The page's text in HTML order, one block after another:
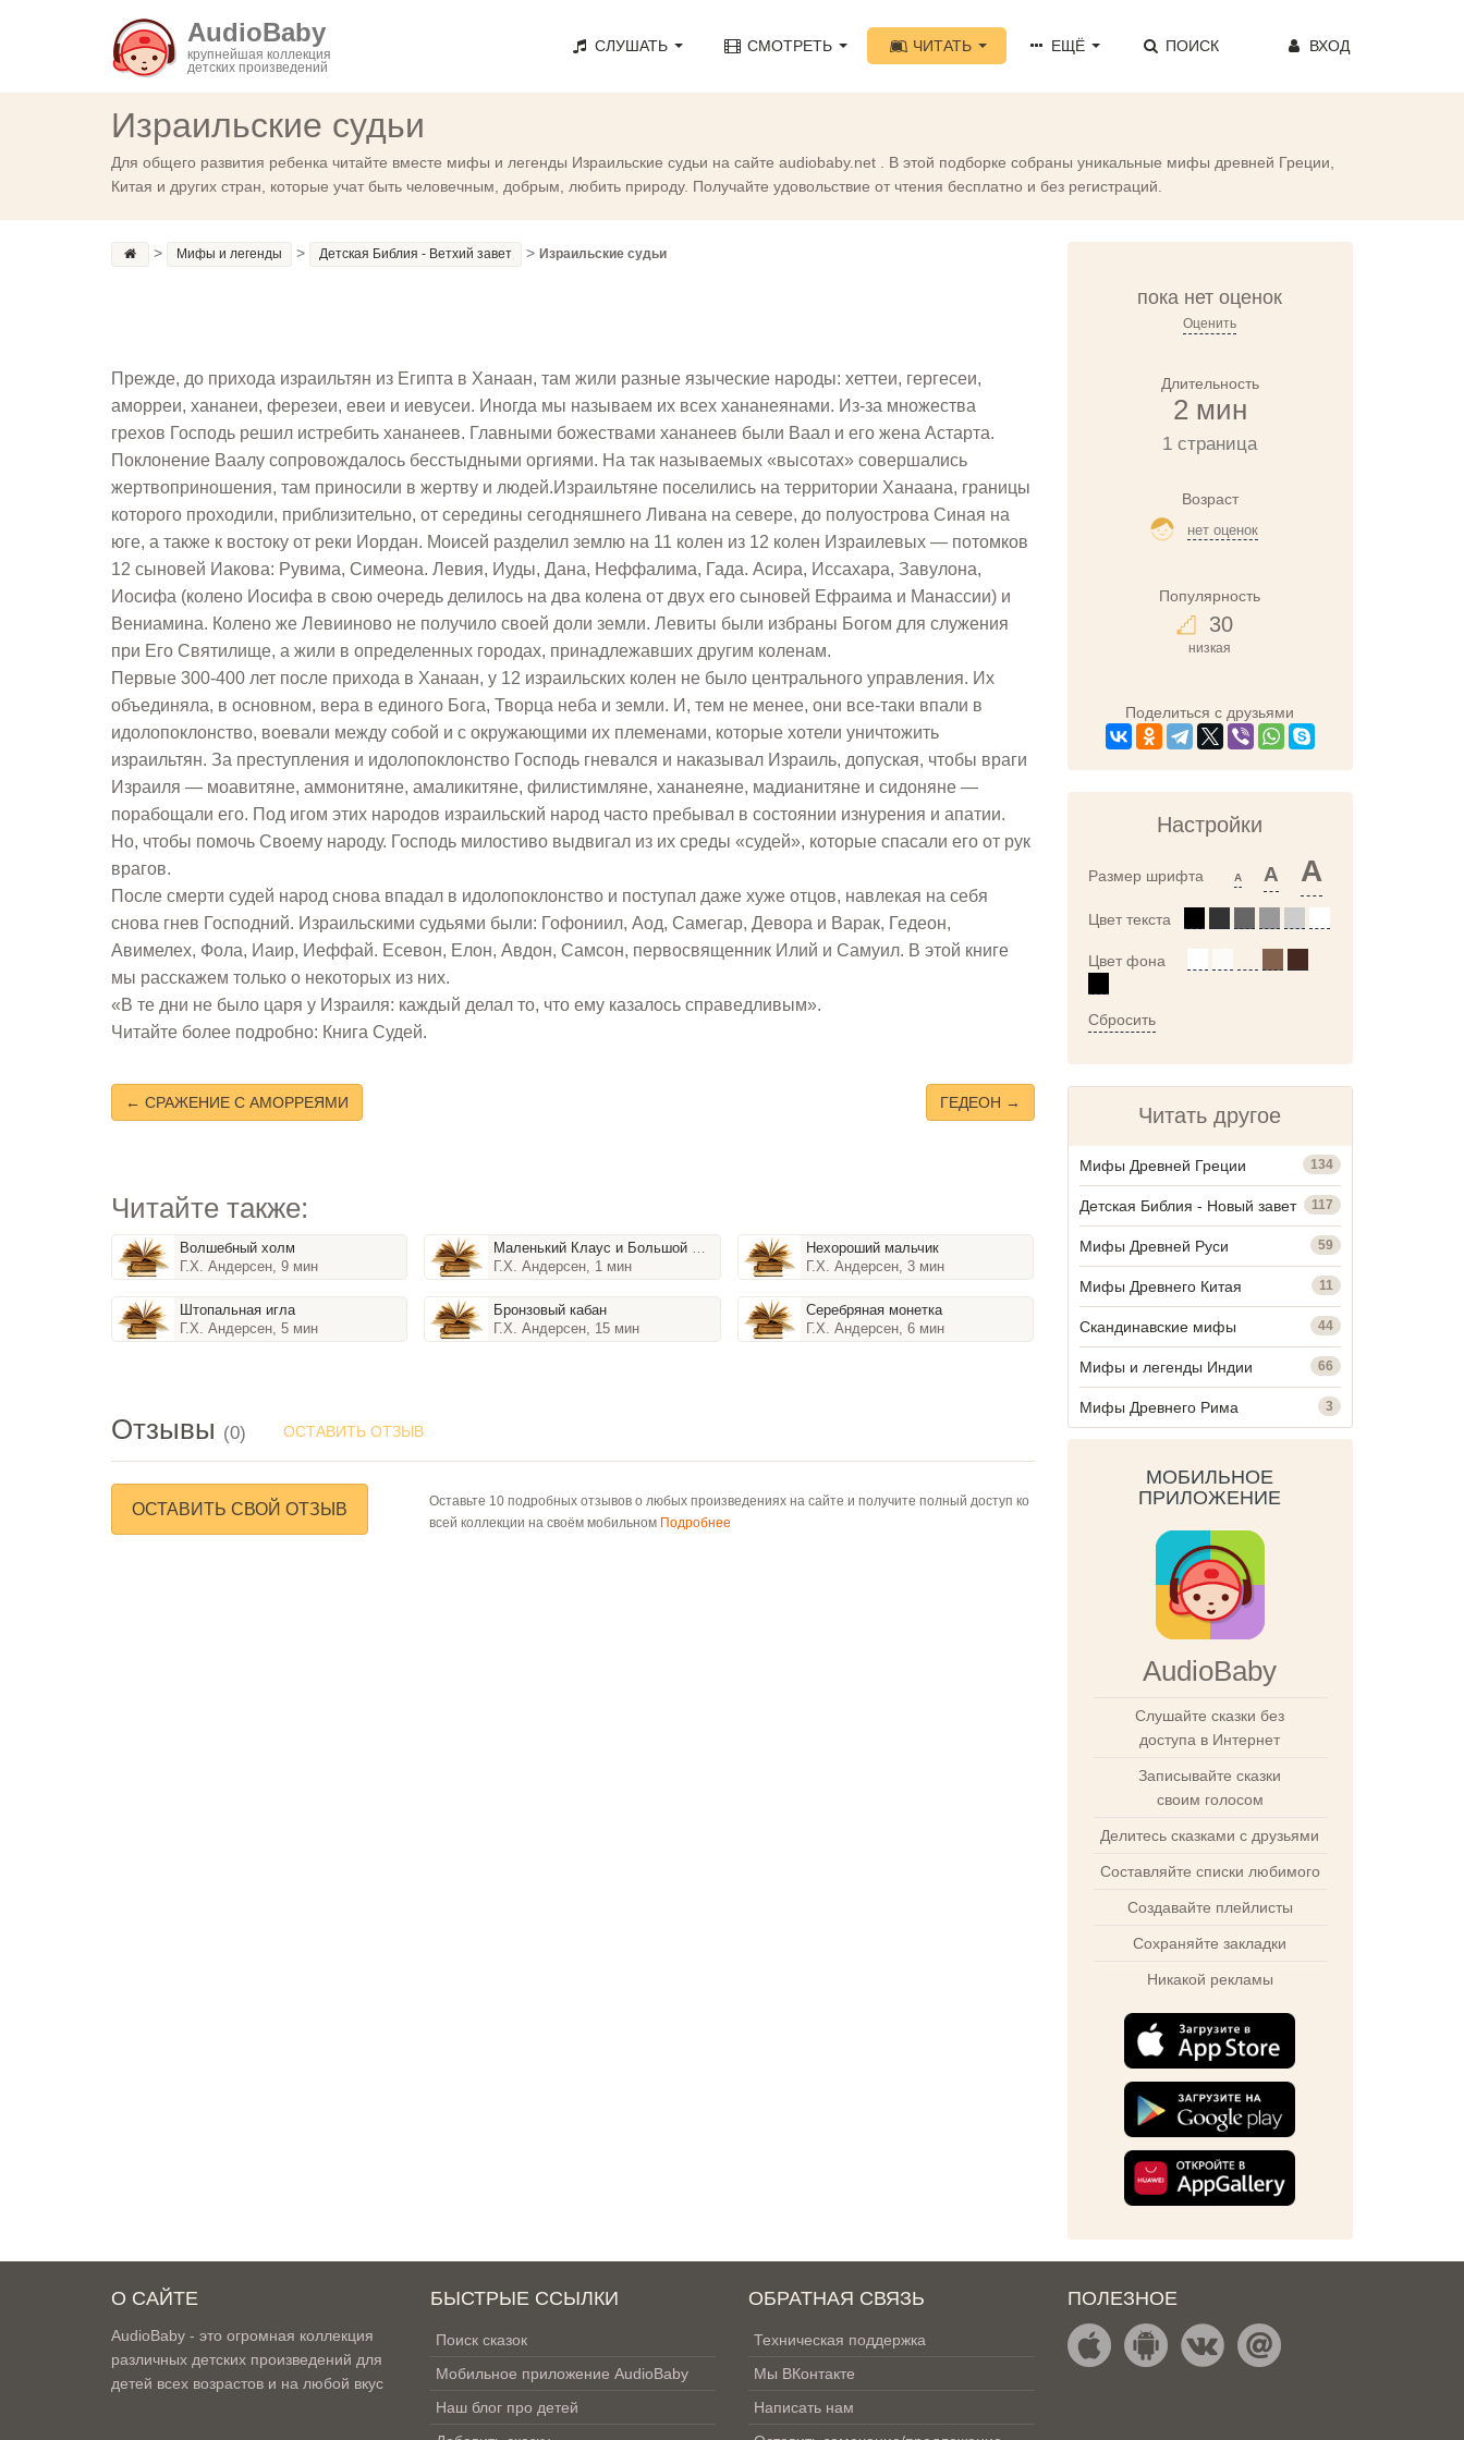
AudioBaby
крупнейшая коллекция
детских произведений
СЛУШАТЬ СМОТРЕТЬ ЧИТАТЬ ЕЩЁ ПОИСК ВХОД
Израильские судьи
Для общего развития ребенка читайте вместе мифы и легенды Израильские судьи на сайте audiobaby.net . В этой подборке собраны уникальные мифы древней Греции,
Китая и других стран, которые учат быть человечным, добрым, любить природу. Получайте удовольствие от чтения бесплатно и без регистраций.
> Мифы и легенды > Детская Библия - Ветхий завет > Израильские судьи
Прежде, до прихода израильтян из Египта в Ханаан, там жили разные языческие народы: хеттеи, гергесеи,
аморреи, хананеи, ферезеи, евеи и иевусеи. Иногда мы называем их всех хананеянами. Из-за множества
грехов Господь решил истребить хананеев. Главными божествами хананеев были Ваал и его жена Астарта.
Поклонение Ваалу сопровождалось бесстыдными оргиями. На так называемых «высотах» совершались
жертвоприношения, там приносили в жертву и людей.Израильтяне поселились на территории Ханаана, границы
которого проходили, приблизительно, от середины сегодняшнего Ливана на севере, до полуострова Синая на
юге, а также к востоку от реки Иордан. Моисей разделил землю на 11 колен из 12 колен Израилевых — потомков
12 сыновей Иакова: Рувима, Симеона. Левия, Иуды, Дана, Неффалима, Гада. Асира, Иссахара, Завулона,
Иосифа (колено Иосифа в свою очередь делилось на два колена от двух его сыновей Ефраима и Манассии) и
Вениамина. Колено же Левииново не получило своей доли земли. Левиты были избраны Богом для служения
при Его Святилище, а жили в определенных городах, принадлежавших другим коленам.
Первые 300-400 лет после прихода в Ханаан, у 12 израильских колен не было центрального управления. Их
объединяла, в основном, вера в единого Бога, Творца неба и земли. И, тем не менее, они все-таки впали в
идолопоклонство, воевали между собой и с окружающими их племенами, которые хотели уничтожить
израильтян. За преступления и идолопоклонство Господь гневался и наказывал Израиль, допуская, чтобы враги
Израиля — моавитяне, аммонитяне, амаликитяне, филистимляне, хананеяне, мадианитяне и сидоняне —
порабощали его. Под игом этих народов израильский народ часто пребывал в состоянии изнурения и апатии.
Но, чтобы помочь Своему народу. Господь милостиво выдвигал из их среды «судей», которые спасали его от рук
врагов.
После смерти судей народ снова впадал в идолопоклонство и поступал даже хуже отцов, навлекая на себя
снова гнев Господний. Израильскими судьями были: Гофониил, Аод, Самегар, Девора и Варак, Гедеон,
Авимелех, Фола, Иаир, Иеффай. Есевон, Елон, Авдон, Самсон, первосвященник Илий и Самуил. В этой книге
мы расскажем только о некоторых из них.
«В те дни не было царя у Израиля: каждый делал то, что ему казалось справедливым».
Читайте более подробно: Книга Судей.
← СРАЖЕНИЕ С АМОРРЕЯМИ ГЕДЕОН →
Читайте также:
Волшебный холм
Г.Х. Андерсен, 9 мин
Штопальная игла
Г.Х. Андерсен, 5 мин
Маленький Клаус и Большой Клаус
Г.Х. Андерсен, 1 мин
Бронзовый кабан
Г.Х. Андерсен, 15 мин
Нехороший мальчик
Г.Х. Андерсен, 3 мин
Серебряная монетка
Г.Х. Андерсен, 6 мин
Отзывы (0) ОСТАВИТЬ ОТЗЫВ
ОСТАВИТЬ СВОЙ ОТЗЫВ
Оставьте 10 подробных отзывов о любых произведениях на сайте и получите полный доступ ко
всей коллекции на своём мобильном Подробнее
пока нет оценок
Оценить
Длительность
2 мин
1 страница
Возраст
нет оценок
Популярность
30
низкая
Поделиться с друзьями
Настройки
Размер шрифта A A A
Цвет текста
Цвет фона
Сбросить
Читать другое
Мифы Древней Греции 134
Детская Библия - Новый завет 117
Мифы Древней Руси 59
Мифы Древнего Китая 11
Скандинавские мифы 44
Мифы и легенды Индии 66
Мифы Древнего Рима 3
МОБИЛЬНОЕ
ПРИЛОЖЕНИЕ
AudioBaby
Слушайте сказки без
доступа в Интернет
Записывайте сказки
своим голосом
Делитесь сказками с друзьями
Составляйте списки любимого
Создавайте плейлисты
Сохраняйте закладки
Никакой рекламы
О САЙТЕ
AudioBaby - это огромная коллекция
различных детских произведений для
детей всех возрастов и на любой вкус
БЫСТРЫЕ ССЫЛКИ
Поиск сказок
Мобильное приложение AudioBaby
Наш блог про детей
ОБРАТНАЯ СВЯЗЬ
Техническая поддержка
Мы ВКонтакте
Написать нам
ПОЛЕЗНОЕ